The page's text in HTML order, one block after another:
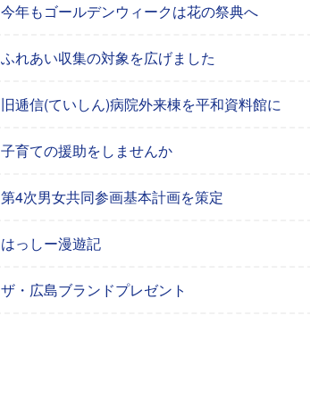
今年もゴールデンウィークは花の祭典へ
ふれあい収集の対象を広げました
旧逓信(ていしん)病院外来棟を平和資料館に
子育ての援助をしませんか
第4次男女共同参画基本計画を策定
はっしー漫遊記
ザ・広島ブランドプレゼント